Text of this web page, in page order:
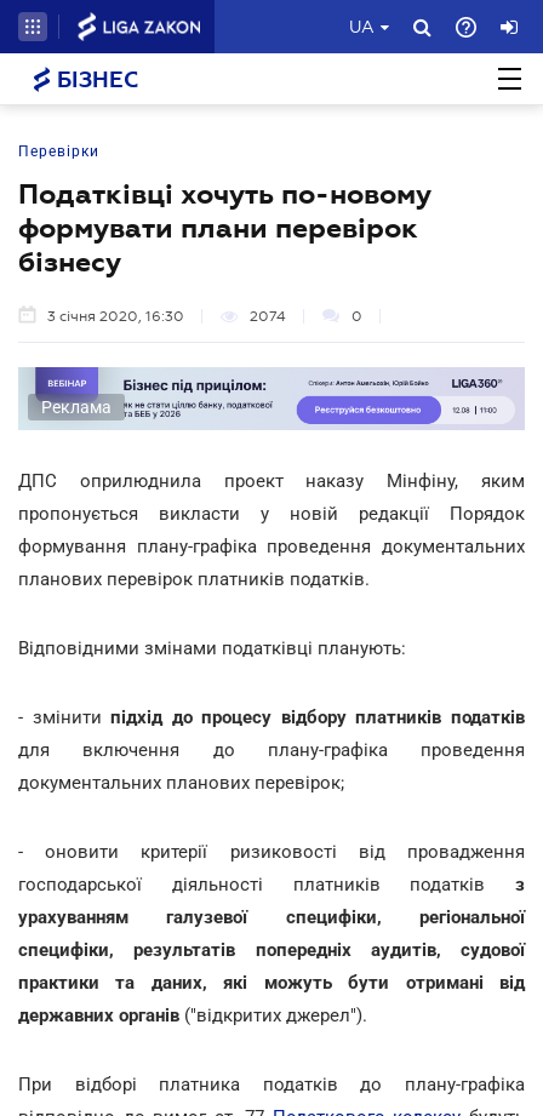
UA
БІЗНЕС
Перевірки
Податківці хочуть по-новому
формувати плани перевірок
бізнесу
3 січня 2020, 16:30 2074 0
Реклама
ДПС оприлюднила проект наказу Мінфіну, яким
пропонується викласти у новій редакції Порядок
формування плану-графіка проведення документальних
планових перевірок платників податків.
Відповідними змінами податківці планують:
- змінитипідхід до процесу відбору платників податків
для включення до плану-графіка проведення
документальних планових перевірок;
- оновити критерії ризиковості від провадження
господарської діяльності платників податків з
урахуванням галузевої специфіки, регіональної
специфіки, результатів попередніх аудитів, судової
практики та даних, які можуть бути отримані від
державних органів ("відкритих джерел").
При відборі платника податків до плану-графіка